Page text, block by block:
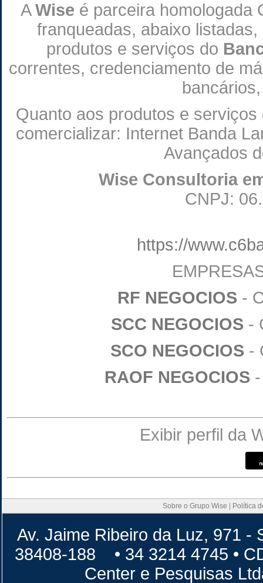
AWise é parceira homologada
franqueadas, abaixo
produtos e serviços do
correntes, credenciamento de
Quanto aos produtos e
comercializar: Internet Banda
Avançados
Wise Consultoria
CNPJ:
https://
RF NEGOCIOS -
SCC NEGOCIOS -
SCO NEGOCIOS -
RAOF NEGOCIOS
Exibir perfil da
Sobre o Grupo Wise Política
Av. Jaime Ribeiro da Luz, 971 -
38408-188 • 34 3214 4745 •
Center e Pesquisas